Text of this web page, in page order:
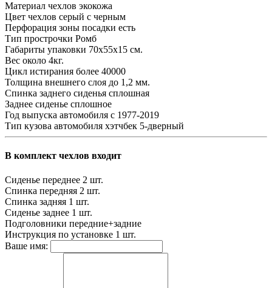
Материал чехлов экокожа
Цвет чехлов серый с черным
Перфорация зоны посадки есть
Тип прострочки Ромб
Габариты упаковки 70х55х15 см.
Вес около 4кг.
Цикл истирания более 40000
Толщина внешнего слоя до 1,2 мм.
Спинка заднего сиденья сплошная
Заднее сиденье сплошное
Год выпуска автомобиля с 1977-2019
Тип кузова автомобиля хэтчбек 5-дверный
В комплект чехлов входит
Сиденье переднее 2 шт.
Спинка передняя 2 шт.
Спинка задняя 1 шт.
Сиденье заднее 1 шт.
Подголовники передние+задние
Инструкция по установке 1 шт.
Ваше имя: